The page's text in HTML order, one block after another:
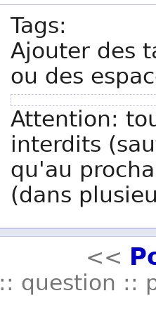
Tags:
Ajouter des
ou des
Attention:
interdits
qu'au
(dans
<<
:: question ::